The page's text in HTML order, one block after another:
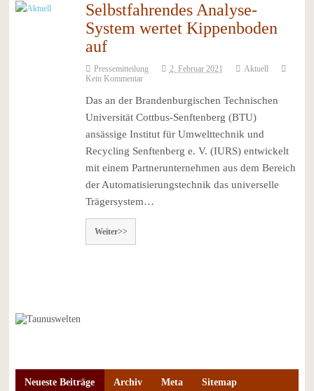
Selbstfahrendes Analyse-
System wertet Kippenboden
auf
Pressemitteilung 2. Februar 2021
Aktuell
Kein Kommentar
Das an der Brandenburgischen Technischen
Universität Cottbus-Senftenberg (BTU)
ansässige Institut für Umwelttechnik und
Recycling Senftenberg e. V. (IURS) entwickelt
mit einem Partnerunternehmen aus dem Bereich
der Automatisierungstechnik das universelle
Trägersystem…
Weiter>>
Neueste Beiträge Archiv Meta Sitemap